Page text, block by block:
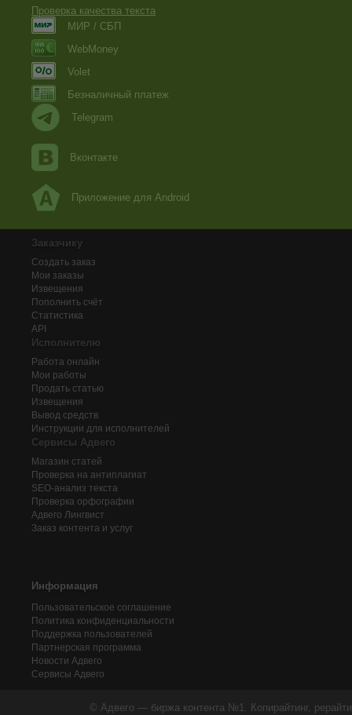
Проверка качества текста
МИР / СБП
WebMoney
Volet
Безналичный платеж
Telegram
Вконтакте
Приложение для Android
Заказчику
Создать заказ
Мои заказы
Извещения
Пополнить счёт
Статистика
API
Исполнителю
Работа онлайн
Мои работы
Продать статью
Извещения
Вывод средств
Инструкции для исполнителей
Сервисы Адвего
Магазин статей
Проверка на антиплагиат
SEO-анализ текста
Проверка орфографии
Адвего Лингвист
Заказ контента и услуг
Информация
Пользовательское соглашение
Политика конфиденциальности
Поддержка пользователей
Партнерская программа
Новости Адвего
Сервисы Адвего
© Адвего — биржа контента №1. Копирайтинг,